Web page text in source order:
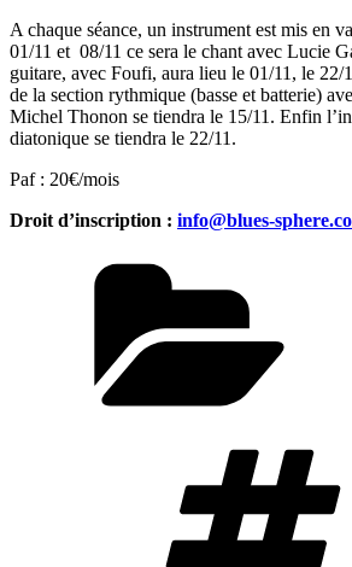
A chaque séance, un instrument est mis en
01/11 et 08/11 ce sera le chant avec Lucie
guitare, avec Foufi, aura lieu le 01/11, le 22/
de la section rythmique (basse et batterie)
Michel Thonon se tiendra le 15/11. Enfin
diatonique se tiendra le 22/11.
Paf : 20€/mois
Droit d’inscription : info@blues-